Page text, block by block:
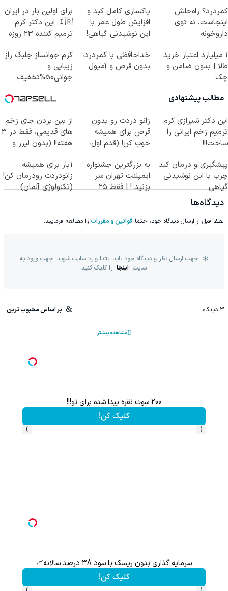
کمردرد؟ راه‌حلش
اینجاست، نه توی
داروخونه
پاکسازی کامل کبد و
افزایش طول عمر با
این نوشیدنی گیاهی!
برای اولین بار در ایران
🇮🇷 این دکتر کرم
ترمیم کننده 23 روزه
۱ میلیارد اعتبار خرید
طلا | بدون ضامن و
چک
خداحافظی با کمردرد،
بدون قرص و آمپول
کرم جوانساز جلبک راز
زیبایی و
جوانی50%تخفیف
مطالب پیشنهادی
این دکتر شیرازی کرم
ترمیم زخم ایرانی را
ساخت!!!
زانو دردت رو بدون
قرص برای همیشه
خوب کن! (قدم اول،
از بین بردن جای زخم
های قدیمی، فقط در 3
هفته!! (بدون لیزر و
پیشگیری و درمان کبد
چرب با این نوشیدنی
گیاهی
به بزرگترین جشنواره
ایمپلنت تهران سر
بزنید ! | فقط ۲۵
1بار برای همیشه
زانودردت رودرمان کن!
(تکنولوژی آلمان)
دیدگاه‌ها
لطفا قبل از ارسال دیدگاه خود، حتما قوانین و مقررات را مطالعه فرمایید.
جهت ارسال نظر و دیدگاه خود باید ابتدا وارد سایت شوید. جهت ورود به
سایت اینجا را کلیک کنید
3 دیدگاه بر اساس محبوب ترین
مشاهده بیشتر
200 سوت نقره پیدا شده برای تو!!!
کلیک کن!
‹
›
سرمایه گذاری بدون ریسک با سود 38 درصد سالانه📈
کلیک کن!